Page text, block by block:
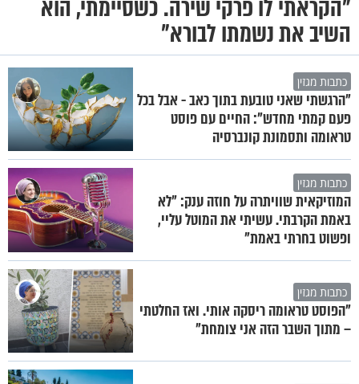
"הקראתי לו פרקי שירה. כשסיימתי, הוא
השיב את נשמתו לבורא"
כתבות מגזין
"הרגשתי שאני טובעת בתוך כאב - אבל בכל
פעם קמתי מחדש": החיים עם פוסט
טראומה ותסמונת קונברסיה
כתבות מגזין
המוזיקאית שוויתרה על חוזה ענק: "לא
באמת הקרבתי. עשיתי את המוטל עליי,
ופשוט בחרתי באמת"
כתבות מגזין
"הפוסט טראומה ריסקה אותי. ואז החלטתי
– מתוך השבר הזה אני צומחת"